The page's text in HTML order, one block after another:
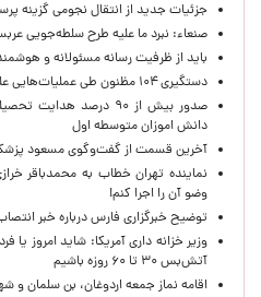
جزئیات جدید از انتقال نجومی گزینه
صنعاء: نبرد ما علیه طرح سلطه‌جویی
باید از ظرفیت رسانه مسئولانه و
دستگیری ۱۰۴ مظنون طی عملیات‌هایی علیه داعش در ترکیه
دانش اموزان متوسطه اول
آخرین قسمت از گفت‌وگوی مسعود
نماینده تهران خطاب به محمدباقر
وضو آن را اجرا کنم!
توضیح خبرگزاری فارس درباره خبر
وزیر خزانه داری آمریکا: شاید امروز
آتش‌بس ۳۰ تا ۶۰ روزه باشیم
اقامه نماز جمعه اردوغان، بن ‌سلمان و